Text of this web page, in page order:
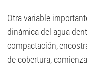
Otra variable
dinámica del agua
compactación,
de cobertura,